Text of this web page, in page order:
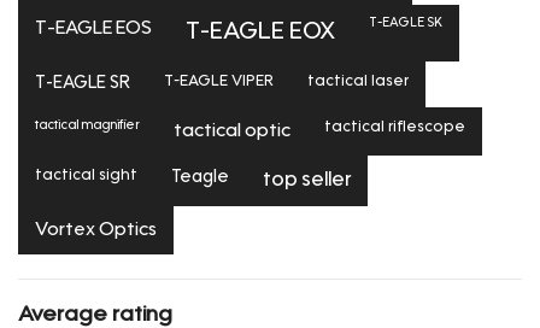
T-EAGLE EOS T-EAGLE EOX T-EAGLE SK
T-EAGLE SR T-EAGLE VIPER tactical laser
tactical magnifier tactical optic tactical riflescope
tactical sight Teagle top seller
Vortex Optics
Average rating